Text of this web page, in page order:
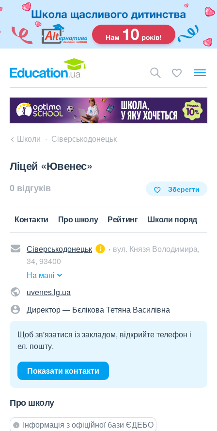
Школи Сіверськодонецьк
Ліцей «Ювенес»
0 відгуків Зберегти
Контакти Про школу Рейтинг Школи поряд
Сіверськодонецьк
вул. Князя Володимира,
34, 93400
На мапі
uvenes.lg.ua
Директор — Бєлікова Тетяна Василівна
Щоб зв'язатися із закладом, відкрийте телефон і
ел. пошту.
Показати контакти
Про школу
Інформація з офіційної бази ЄДЕБО